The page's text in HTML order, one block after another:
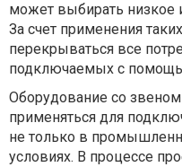
может выбирать низкое
За счет применения
перекрываться все
подключаемых с
Оборудование со
применяться для
не только в
условиях. В процессе